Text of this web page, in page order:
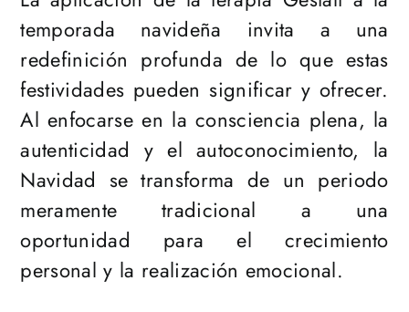
temporada navideña invita a una
redefinición profunda de lo que estas
festividades pueden significar y ofrecer.
Al enfocarse en la consciencia plena, la
autenticidad y el autoconocimiento, la
Navidad se transforma de un periodo
meramente tradicional a una
oportunidad para el crecimiento
personal y la realización emocional.